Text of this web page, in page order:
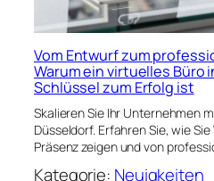
Vom Entwurf zum
Warum ein virtuelles Büro
Schlüssel zum Erfolg ist
Skalieren Sie Ihr Unternehmen
Düsseldorf. Erfahren Sie, wie
Präsenz zeigen und von
Kategorie: Neuigkeiten